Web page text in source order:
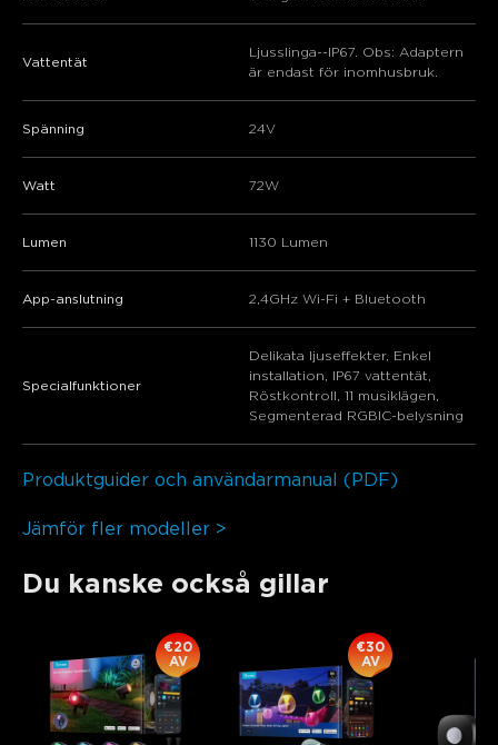
Vattentät
Ljusslinga--IP67. Obs: Adaptern
är endast för inomhusbruk.
Spänning ‎24V
Watt ‎72W
Lumen ‎1130 Lumen
App-anslutning 2,4GHz Wi-Fi + Bluetooth
Specialfunktioner
‎Delikata ljuseffekter, Enkel
installation, IP67 vattentät,
Röstkontroll, 11 musiklägen,
Segmenterad RGBIC-belysning
Produktguider och användarmanual (PDF)
Jämför fler modeller >
Du kanske också gillar
€20
AV
€30
AV